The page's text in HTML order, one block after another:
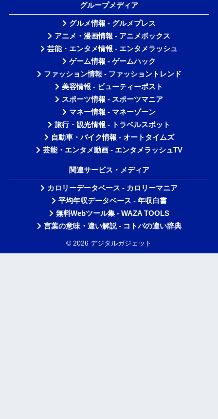
グループメディア
グルメ情報 - グルメプレス
アニメ・漫画情報 - アニメボックス
芸能・エンタメ情報 - エンタメラッシュ
ゲーム情報 - ゲームハック
ファッション情報 - ファッショントレンド
美容情報 - ビューティーポスト
スポーツ情報 - スポーツマニア
マネー情報 - マネーゾーン
旅行・観光情報 - トラベルスポット
自動車・バイク情報 - オートタイムズ
芸能・エンタメ動画 - エンタメラッシュTV
関連サービス・メディア
カロリーデータベース - カロリーマニア
平均年収データベース - 年収白書
無料Webツール集 - WAZA TOOLS
言葉の意味・違い解説 - コトバの違い辞典
© 2026 デジタルガジェット